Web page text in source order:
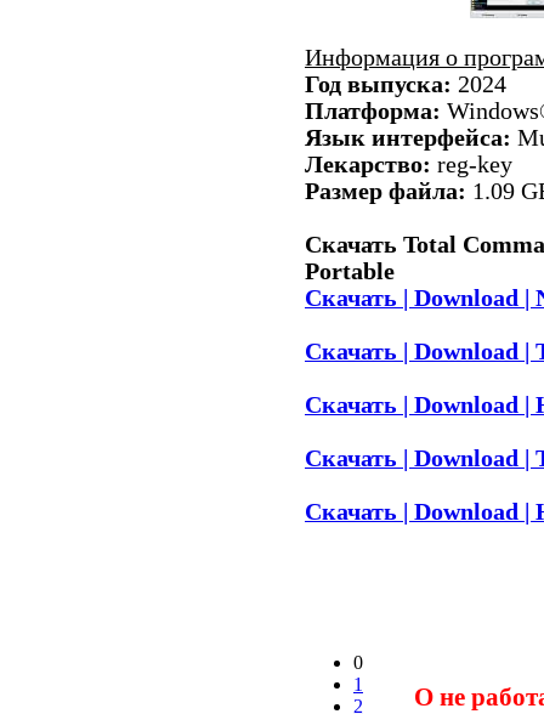
Информация о
Год выпуска: 2024
Платформа:
Язык интерфейса:
Лекарство: reg-key
Размер файла: 1.09
Скачать Total
Portable
Скачать | Download
Скачать | Download |
Скачать | Download |
Скачать | Download |
Скачать | Download |
0
1
2
О не